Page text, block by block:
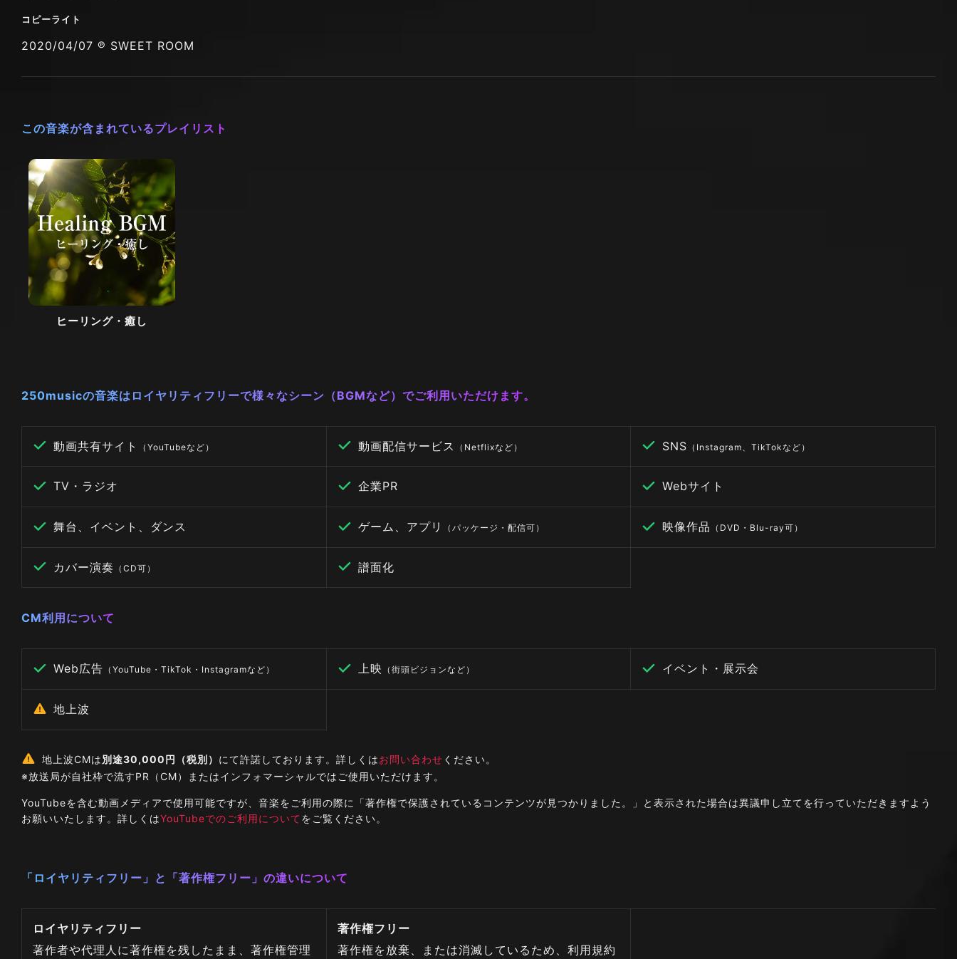
コピーライト
2020/04/07 ℗ SWEET ROOM
この音楽が含まれているプレイリスト
ヒーリング・癒し
250musicの音楽はロイヤリティフリーで様々なシーン（BGMなど）でご利用いただけます。
動画共有サイト （YouTubeなど） 動画配信サービス （Netflixなど） SNS （Instagram、TikTokなど）
TV・ラジオ 企業PR Webサイト
舞台、イベント、ダンス ゲーム、アプリ （パッケージ・配信可） 映像作品 （DVD・Blu-ray可）
カバー演奏 （CD可） 譜面化
CM利用について
Web広告 （YouTube・TikTok・Instagramなど） 上映 （街頭ビジョンなど） イベント・展示会
地上波
地上波CMは別途30,000円（税別） にて許諾しております。詳しくはお問い合わせ ください。
※放送局が自社枠で流すPR（CM）またはインフォマーシャルではご使用いただけます。
YouTubeを含む動画メディアで使用可能ですが、音楽をご利用の際に「著作権で保護されているコンテンツが見つかりました。」と表示された場合は異議申し立てを行っていただきますよう
お願いいたします。詳しくはYouTubeでのご利用についてをご覧ください。
「ロイヤリティフリー」と「著作権フリー」の違いについて
ロイヤリティフリー
著作者や代理人に著作権を残したまま、著作権管理
著作権フリー
著作権を放棄、または消滅しているため、利用規約